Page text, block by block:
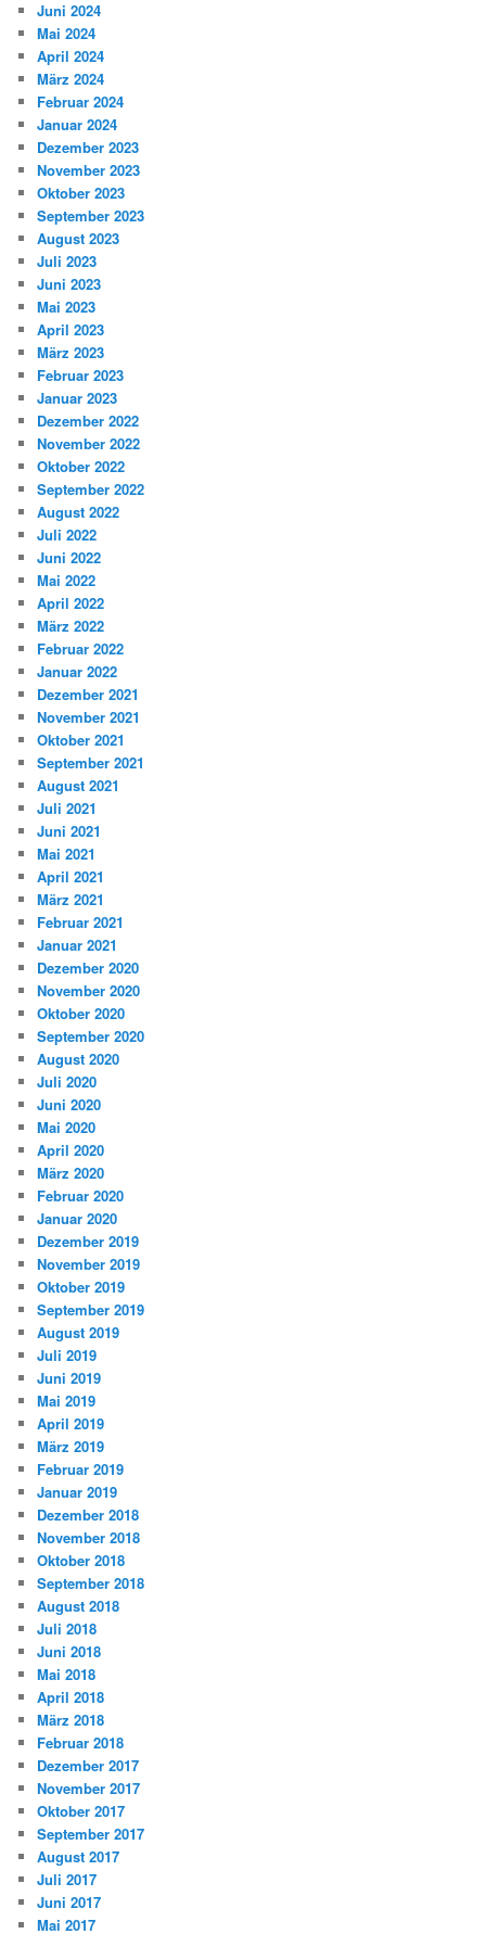
Juni 2024
Mai 2024
April 2024
März 2024
Februar 2024
Januar 2024
Dezember 2023
November 2023
Oktober 2023
September 2023
August 2023
Juli 2023
Juni 2023
Mai 2023
April 2023
März 2023
Februar 2023
Januar 2023
Dezember 2022
November 2022
Oktober 2022
September 2022
August 2022
Juli 2022
Juni 2022
Mai 2022
April 2022
März 2022
Februar 2022
Januar 2022
Dezember 2021
November 2021
Oktober 2021
September 2021
August 2021
Juli 2021
Juni 2021
Mai 2021
April 2021
März 2021
Februar 2021
Januar 2021
Dezember 2020
November 2020
Oktober 2020
September 2020
August 2020
Juli 2020
Juni 2020
Mai 2020
April 2020
März 2020
Februar 2020
Januar 2020
Dezember 2019
November 2019
Oktober 2019
September 2019
August 2019
Juli 2019
Juni 2019
Mai 2019
April 2019
März 2019
Februar 2019
Januar 2019
Dezember 2018
November 2018
Oktober 2018
September 2018
August 2018
Juli 2018
Juni 2018
Mai 2018
April 2018
März 2018
Februar 2018
Dezember 2017
November 2017
Oktober 2017
September 2017
August 2017
Juli 2017
Juni 2017
Mai 2017